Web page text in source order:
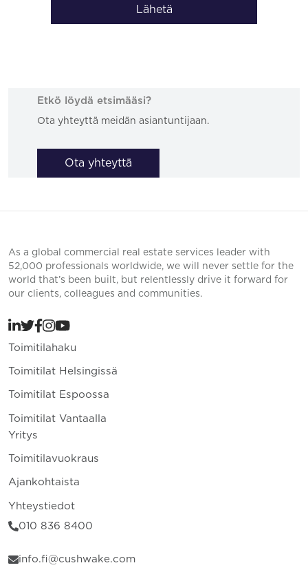
Lähetä
Etkö löydä etsimääsi?
Ota yhteyttä meidän asiantuntijaan.
Ota yhteyttä
As a global commercial real estate services leader with
52,000 professionals worldwide, we will never settle for the
world that’s been built, but relentlessly drive it forward for
our clients, colleagues and communities.
Toimitilahaku
Toimitilat Helsingissä
Toimitilat Espoossa
Toimitilat Vantaalla
Yritys
Toimitilavuokraus
Ajankohtaista
Yhteystiedot
010 836 8400
info.fi@cushwake.com